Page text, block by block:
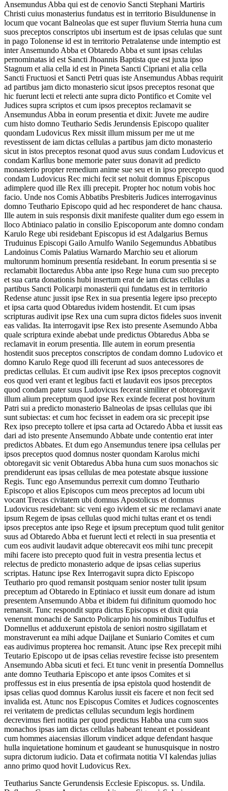
Ansemundus Abba qui est de cenovio Sancti Stephani Martiris
Christi cuius monasterius fundatus est in territorio Bisuldunense in
locum que vocant Balneolas que est super fluvium Sterria huna cum
suos preceptos conscriptos ubi insertum est de ipsas celulas que sunt
in pago Tolonense id est in territorio Petralatense unde intemptio est
inter Ansemundo Abba et Obtaredo Abba et sunt ipsas celulas
pernominatas id est Sancti Jhoannis Baptista que est juxta ipso
Stagnum et alia cella id est in Pineta Sancti Cipriani et alia cella
Sancti Fructuosi et Sancti Petri quas iste Ansemundus Abbas requirit
ad partibus jam dicto monasterio sicut ipsos preceptos resonat que
hic fuerunt lecti et relecti ante supra dicto Pontifico et Comite vel
Judices supra scriptos et cum ipsos preceptos reclamavit se
Ansemundus Abba in eorum presentia et dixit: Juvete me audire
cum histo domno Teuthario Sedis Jerundensis Episcopo qualiter
quondam Ludovicus Rex missit illum missum per me ut me
revestissent de iam dictas cellulas a partibus jam dicto monasterio
sicut in istos preceptos resonat quod avus suus condam Ludovicus et
condam Karllus bone memorie pater suus donavit ad predicto
monasterio propter remedium anime sue seu et in ipso precepto quod
condam Ludovicus Rec michi fecit set noluit domnus Episcopus
adimplere quod ille Rex illi precepit. Propter hoc notum vobis hoc
facio. Unde nos Comis Abbatibs Presbiteris Judices interrogavinus
domno Teuthario Episcopo quid ad hec responderet de hanc chausa.
Ille autem in suis responsis dixit manifeste qualiter dum ego essem in
lloco Abtiniaco palatio in consilio Episcoporum ante domno condam
Karulo Rege ubi residebant Episcopus id est Adalgarius Bernus
Truduinus Episcopi Gailo Arnulfo Wanilo Segemundus Abbatibus
Landoinus Comis Palatius Warnardo Marchio seu et aliorum
multorunm hominum presentía residebant. In eorum presentia si se
reclamabit lloctaredus Abba ante ipso Rege huna cum suo precepto
et sua carta donationis hubi insertum erat de iam dictas cellulas a
partibus Sancti Policarpi monasterii qui fundatus est in territorio
Redense atunc jussit ipse Rex in sua presentia legere ipso precepto
et ipsa carta quod Obtaredus ividem hostendit. Et cum ipsas
scripturas audivit ipse Rex una cum supra dictos fideles suos invenit
eas validas. Ita interrogavit ipse Rex isto presente Asemundo Abba
quale scriptura exinde abebat unde predictus Obtaredus Abba se
reclamavit in eorum presentia. Ille autem in eorum presentia
hostendit suos preceptos conscriptos de condam domno Ludovico et
domno Karulo Rege quod illi fecerunt ad suos antecessores de
predictas cellulas. Et cum audivit ipse Rex ipsos preceptos cognovit
eos quod veri erant et legibus facti et laudavit eos ipsos preceptos
quod condam pater suus Ludovicus fecerat similiter et obtoregavit
illum alium preceptum quod ipse Rex exinde fecerat post hovitum
Patri sui a predicto monasterio Balneolas de ipsas cellulas que ibi
sunt subiectas: et cum hoc fecisset in eadem ora sic precepit ipse
Rex ipso precepto tollere et ipsa carta ad Octaredo Abba et iussit eas
dari ad isto presente Ansemundo Abbate unde contentio erat inter
predictos Abbates. Et dum ego Ansemundus tenere ipsa cellulas per
ipsos preceptos quod domnus noster quondam Karolus michi
obtoregavit sic venit Obtaredus Abba huna cum suos monachos sic
prendiderunt eas ipsas cellulas de mea potestate absque iussione
Regis. Tunc ego Ansemundus perrexit cum domno Teuthario
Episcopo et alios Episcopos cum meos preceptos ad locum ubi
vocant Trecas civitatem ubi domnus Apostolicus et domnus
Ludovicus residebant: sic veni ego ividem et sic me reclamavi anate
ipsum Regem de ipsas cellulas quod michi tultas erant et os tendi
ipsos preceptos ante ipso Rege et ipsum preceptum quod tulit genitor
suus ad Obtaredo Abba et fuerunt lecti et relecti in sua presentia et
cum eos audivit laudavit adque obterecavit eos mihi tunc precepit
mihi facere isto precepto quod fuit in vestra presentia lectus et
relectus de predicto monasterio adque de ipsas celias superius
scriptas. Hatunc ipse Rex Interrogavit supra dicto Episcopo
Teuthario pro quod remansit postquam senior noster tulit ipsum
preceptum ad Obtaredo in Eptiniaco et iussit eum donare ad istum
presentem Ansemundo Abba et ibidem fui difinitum quomodo hoc
remansit. Tunc respondit supra dictus Episcopus et dixit quia
venerunt monachi de Sancto Policarpio his nominibus Tudulfus et
Domnellus et adduxerunt epistola de seniori nostro sigillatam et
monstraverunt ea mihi adque Daijlane et Suniario Comites et cum
eas audivimus propterea hoc remansit. Atunc ipse Rex precepit mihi
Teutario Episcopo ut de ipsas celias revestire fecisse isto presentem
Ansemundo Abba sicuti et feci. Et tunc venit in presentía Domnellus
ante domno Teutharia Episcopo et ante ipsos Comites et si
proffessus est in eius presentía de ipsa epistola quod hostendit de
ipsas celias quod domnus Karolus iussit eis facere et non fecit sed
invalida est. Atunc nos Episcopus Comites et Judices cognoscentes
rei veritatem de predictas cellulas secundum legis hordinem
decrevimus fieri notitia per quod predictus Habba una cum suos
monachos ipsas iam dictas cellulas habeant teneant et possideant
cum hommes aiacensias illorum vindicet adque defendant hasque
hulla inquietatione hominum et gaudeant se hunusquisque in nostro
supra dictorum iudicio. Data et cofirmata notitia VI kalendas julias
anno primo quod hovit Ludovicus Rex.
Teutharius Sancte Gerundensis Ecclesie Episcopus. ss. Undila.